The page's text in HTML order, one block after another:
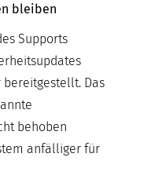
bleiben
Supports
bereitgestellt. Das
behoben
anfälliger für